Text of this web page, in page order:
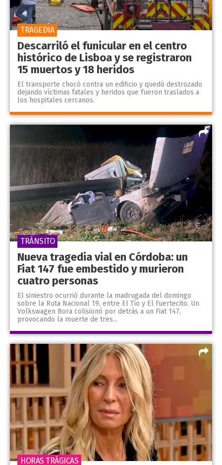
Descarriló el funicular en el centro
histórico de Lisboa y se registraron
15 muertos y 18 heridos
El transporte chocó contra un edificio y quedó destrozado
dejando víctimas fatales y heridos que fueron traslados a
los hospitales cercanos.
TRAGEDIA
Nueva tragedia vial en Córdoba: un
Fiat 147 fue embestido y murieron
cuatro personas
El siniestro ocurrió durante la madrugada del domingo
sobre la Ruta Nacional 19, entre El Tío y El Fuertecito. Un
Volkswagen Bora colisionó por detrás a un Fiat 147,
provocando la muerte de tres...
TRÁNSITO
HORAS TRÁGICAS